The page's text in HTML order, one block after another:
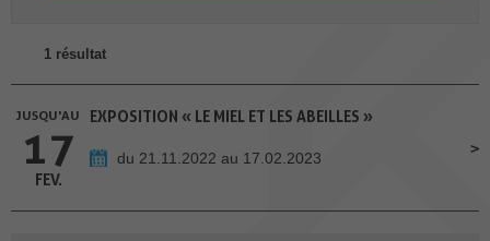
1 résultat
JUSQU'AU
17
FEV.
EXPOSITION « LE MIEL ET LES ABEILLES »
du 21.11.2022 au 17.02.2023